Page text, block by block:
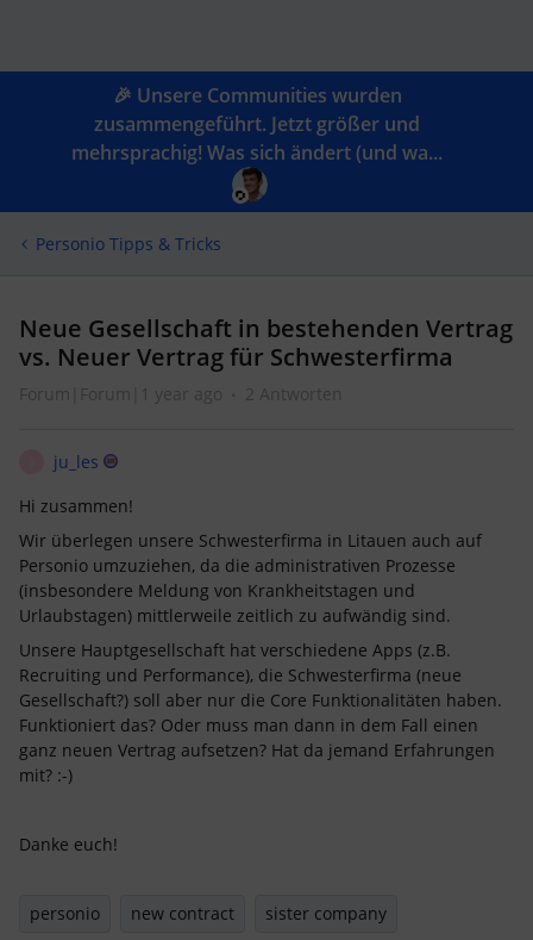
🎉 Unsere Communities wurden
zusammengeführt. Jetzt größer und
mehrsprachig! Was sich ändert (und wa...
Personio Tipps & Tricks
Neue Gesellschaft in bestehenden Vertrag
vs. Neuer Vertrag für Schwesterfirma
Forum|Forum|1 year ago 2 Antworten
ju_les
Hi zusammen!
Wir überlegen unsere Schwesterfirma in Litauen auch auf
Personio umzuziehen, da die administrativen Prozesse
(insbesondere Meldung von Krankheitstagen und
Urlaubstagen) mittlerweile zeitlich zu aufwändig sind.
Unsere Hauptgesellschaft hat verschiedene Apps (z.B.
Recruiting und Performance), die Schwesterfirma (neue
Gesellschaft?) soll aber nur die Core Funktionalitäten haben.
Funktioniert das? Oder muss man dann in dem Fall einen
ganz neuen Vertrag aufsetzen? Hat da jemand Erfahrungen
mit? :-)
Danke euch!
personio new contract sister company